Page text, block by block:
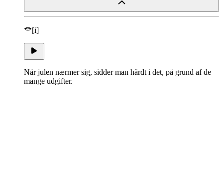
[i]
Når julen nærmer sig, sidder man hårdt i det, på grund af de
mange udgifter.